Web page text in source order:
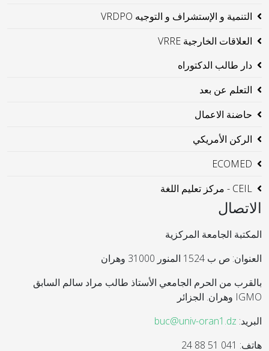
التنمية و الإستشراف و التوجيه VRDPO
العلاقات الخارجية VRRE
دار طالب الدكتوراه
التعلم عن بعد
حاضنة الاعمال
الركن الأمريكي
ECOMED
CEIL - مركز تعليم اللغة
الاتصال
المكتبة الجامعة المركزية
العنوان: ص ب 1524 المنور 31000 وهران
بالقرب من الحرم الجامعي الأستاذ طالب مراد سالم السابق
IGMO وهران. الجزائر
البريد: buc@univ-oran1.dz
هاتف: 041 51 88 24